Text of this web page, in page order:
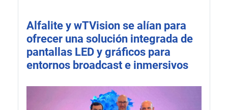
Alfalite y wTVision se alían para
ofrecer una solución integrada de
pantallas LED y gráficos para
entornos broadcast e inmersivos